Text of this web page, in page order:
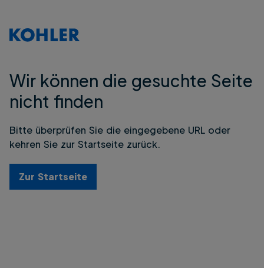
Wir können die gesuchte Seite
nicht finden
Bitte überprüfen Sie die eingegebene URL oder
kehren Sie zur Startseite zurück.
Zur Startseite